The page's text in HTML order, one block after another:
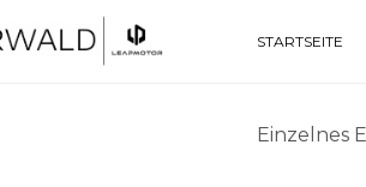
STARTSEITE
Einzelnes